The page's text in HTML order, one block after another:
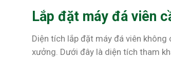
Lắp đặt máy đá viên
Diện tích lắp đặt máy đá viên
xưởng. Dưới đây là diện tích tham